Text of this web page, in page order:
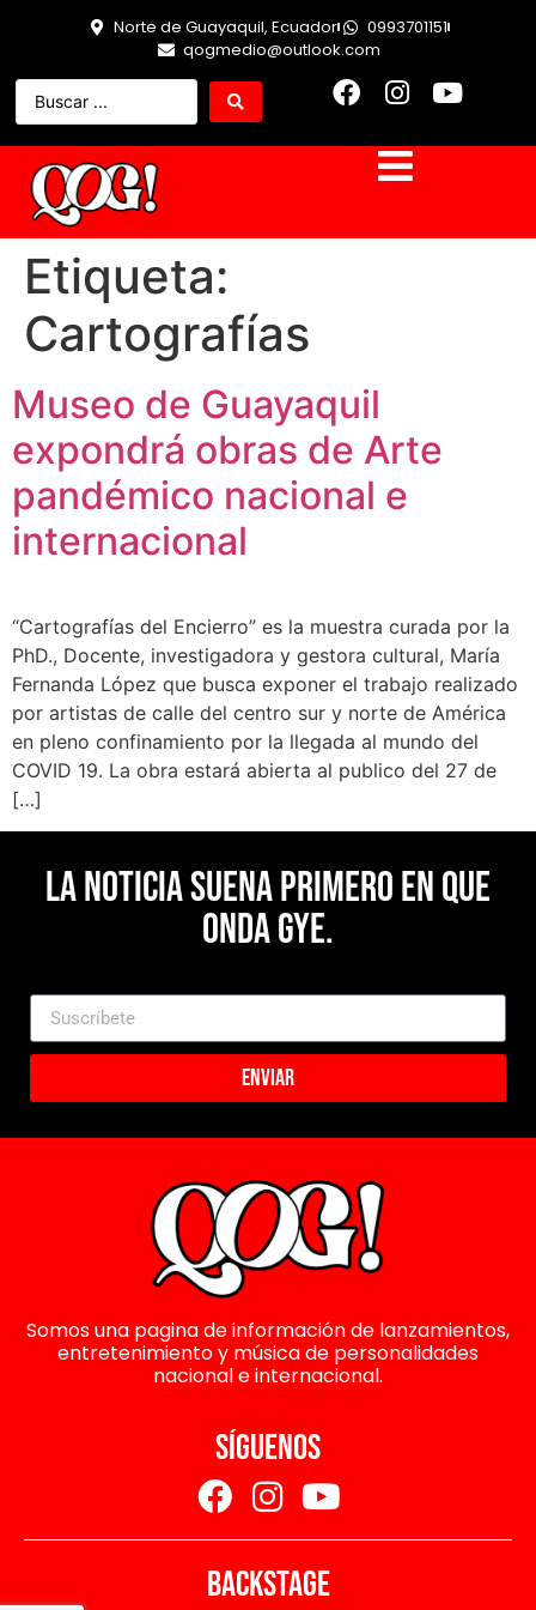
Norte de Guayaquil, Ecuador
0993701151
qogmedio@outlook.com
Etiqueta:
Cartografías
Museo de Guayaquil
expondrá obras de Arte
pandémico nacional e
internacional
“Cartografías del Encierro” es la muestra curada por la
PhD., Docente, investigadora y gestora cultural, María
Fernanda López que busca exponer el trabajo realizado
por artistas de calle del centro sur y norte de América
en pleno confinamiento por la llegada al mundo del
COVID 19. La obra estará abierta al publico del 27 de
[…]
La noticia suena primero en Que
Onda Gye.
Enviar
Somos una pagina de información de lanzamientos,
entretenimiento y música de personalidades
nacional e internacional.
SÍGUENOS
BACKSTAGE